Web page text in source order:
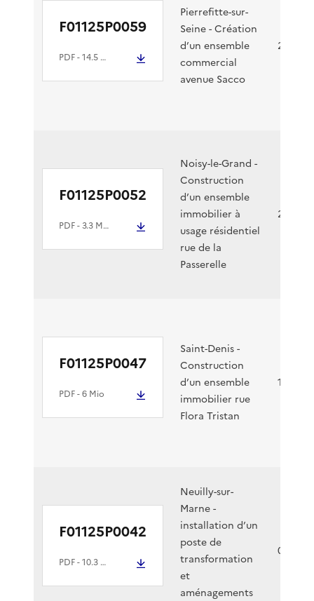
F01125P0059
PDF- 14.5 Mio
Pierrefitte-sur-
Seine - Création
d’un ensemble
commercial
avenue Sacco
26/03/
F01125P0052
PDF- 3.3 Mio
Noisy-le-Grand -
Construction
d’un ensemble
immobilier à
usage résidentiel
rue de la
Passerelle
24/03/
F01125P0047
PDF- 6 Mio
Saint-Denis -
Construction
d’un ensemble
immobilier rue
Flora Tristan
19/03/
F01125P0042
PDF- 10.3 Mio
Neuilly-sur-
Marne -
installation d’un
poste de
transformation
et
aménagements
05/03/